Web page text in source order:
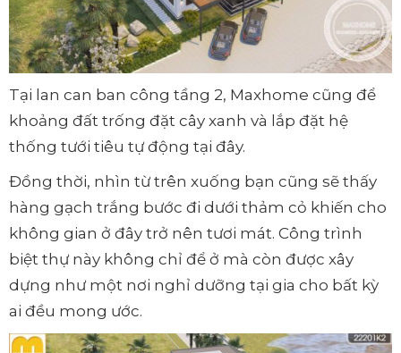
Tại lan can ban công tầng 2, Maxhome cũng để
khoảng đất trống đặt cây xanh và lắp đặt hệ
thống tưới tiêu tự động tại đây.
Đồng thời, nhìn từ trên xuống bạn cũng sẽ thấy
hàng gạch trắng bước đi dưới thảm cỏ khiến cho
không gian ở đây trở nên tươi mát. Công trình
biệt thự này không chỉ để ở mà còn được xây
dựng như một nơi nghỉ dưỡng tại gia cho bất kỳ
ai đều mong ước.